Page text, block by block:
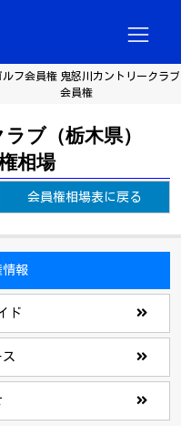
フ会員権 鬼怒川カントリークラブ
会員権
ブ（栃木県）
相場
会員権相場表に戻る
情報
ド
ス